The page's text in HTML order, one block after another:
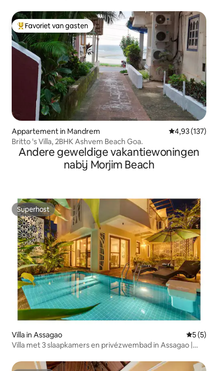
Topfavoriet van gasten
Favoriet van gasten
Appartement in Mandrem Gemiddelde
4,93 (137)
Britto 's Villa, 2BHK Ashvem Beach Goa.
Andere geweldige vakantiewoningen
nabij Morjim Beach
Superhost
Superhost
Villa in Assagao
5 (5)
Villa met 3 slaapkamers en privézwembad in Assagao |